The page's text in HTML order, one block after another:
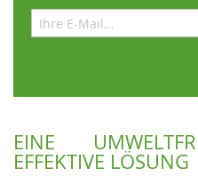
EINE
EFFEKTIVE LÖSUNG